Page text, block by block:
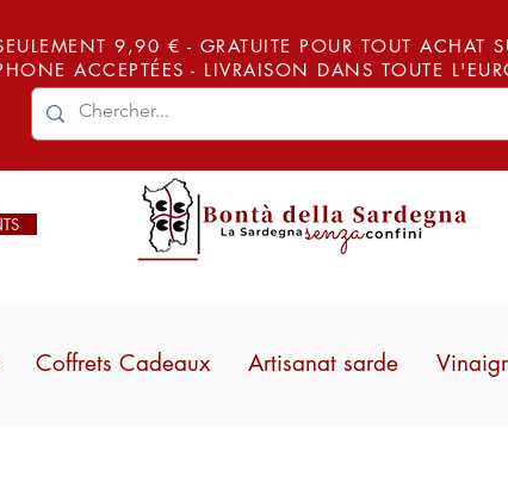
9,90 € - GRATUITE POUR TOUT
ACCEPTÉES - LIVRAISON DANS TOUTE
Coffrets Cadeaux Artisanat sarde